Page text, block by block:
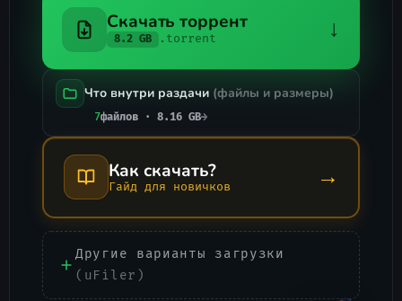
Скачать торрент
8.2 GB .torrent ↓
Что внутри раздачи (файлы и размеры)
7файлов · 8.16 GB→
Как скачать?
Гайд для новичков →
Другие варианты загрузки
(uFiler)